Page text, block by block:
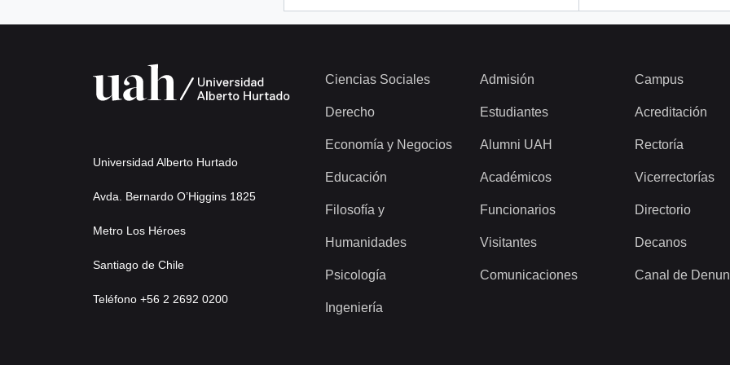
Universidad Alberto Hurtado
Avda. Bernardo O’Higgins 1825
Metro Los Héroes
Santiago de Chile
Teléfono +56 2 2692 0200
Ciencias Sociales
Derecho
Economía y Negocios
Educación
Filosofía y
Humanidades
Psicología
Ingeniería
Admisión
Estudiantes
Alumni UAH
Académicos
Funcionarios
Visitantes
Comunicaciones
Campus
Acreditación
Rectoría
Vicerrectorías
Directorio
Decanos
Canal de